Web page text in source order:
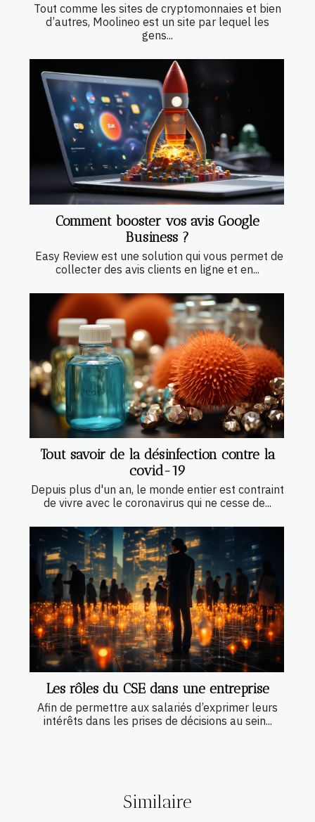
Tout comme les sites de cryptomonnaies et bien
d’autres, Moolineo est un site par lequel les
gens...
Comment booster vos avis Google
Business ?
Easy Review est une solution qui vous permet de
collecter des avis clients en ligne et en...
Tout savoir de la désinfection contre la
covid-19
Depuis plus d'un an, le monde entier est contraint
de vivre avec le coronavirus qui ne cesse de...
Les rôles du CSE dans une entreprise
Afin de permettre aux salariés d’exprimer leurs
intérêts dans les prises de décisions au sein...
Similaire